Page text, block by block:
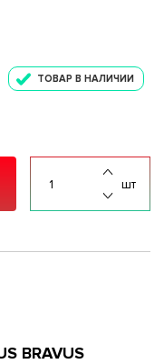
ТОВАР В НАЛИЧИИ
шт
BRAVUS